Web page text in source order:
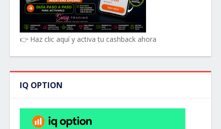
👉 Haz clic aquí y activa tu cashback ahora
IQ OPTION